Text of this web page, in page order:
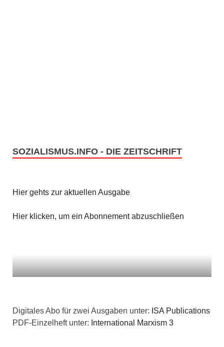
SOZIALISMUS.INFO - DIE ZEITSCHRIFT
Hier gehts zur aktuellen Ausgabe
Hier klicken, um ein Abonnement abzuschließen
Digitales Abo für zwei Ausgaben unter: ISA Publications
PDF-Einzelheft unter: International Marxism 3